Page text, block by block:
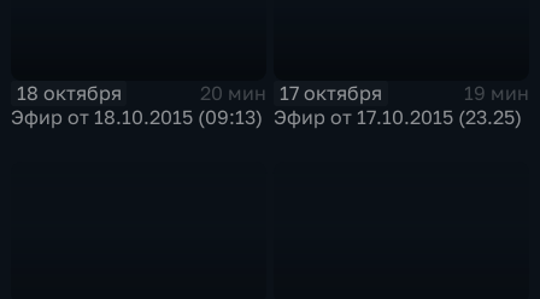
18 октября
20 мин
Эфир от 18.10.2015 (09:13)
17 октября
19 мин
Эфир от 17.10.2015 (23.25)